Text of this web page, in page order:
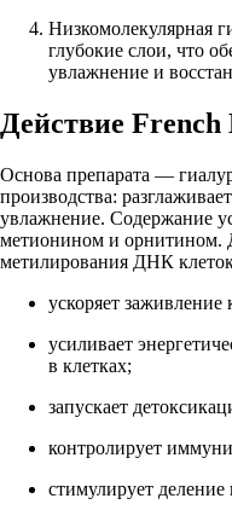
Низкомолекулярная
глубокие слои, что
увлажнение и
Действие
Основа препарата —
производства:
увлажнение. Содержание
метионином и орнитином.
метилирования ДНК
ускоряет заживление
усиливает
в клетках;
запускает
контролирует
стимулирует деление